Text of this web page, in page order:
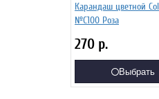
Карандаш цветной
№C100 Роза
270 р.
Выбрать